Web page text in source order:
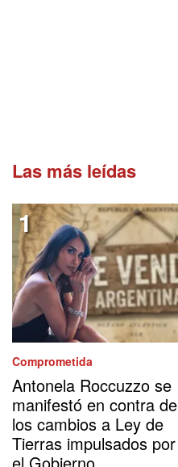
Las más leídas
Comprometida
Antonela Roccuzzo se
manifestó en contra de
los cambios a Ley de
Tierras impulsados por